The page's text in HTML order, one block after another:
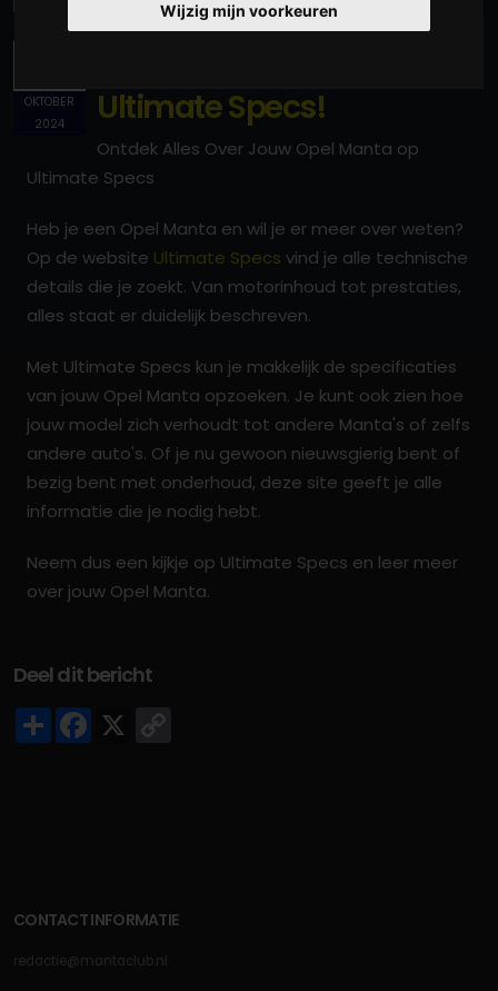
Wijzig mijn voorkeuren
OKTOBER
2024
Ultimate Specs!
Ontdek Alles Over Jouw Opel Manta op
Ultimate Specs
Heb je een Opel Manta en wil je er meer over weten?
Op de website Ultimate Specs vind je alle technische
details die je zoekt. Van motorinhoud tot prestaties,
alles staat er duidelijk beschreven.
Met Ultimate Specs kun je makkelijk de specificaties
van jouw Opel Manta opzoeken. Je kunt ook zien hoe
jouw model zich verhoudt tot andere Manta's of zelfs
andere auto's. Of je nu gewoon nieuwsgierig bent of
bezig bent met onderhoud, deze site geeft je alle
informatie die je nodig hebt.
Neem dus een kijkje op Ultimate Specs en leer meer
over jouw Opel Manta.
Deel dit bericht
Deel Facebook
CONTACT INFORMATIE
redactie@mantaclub.nl